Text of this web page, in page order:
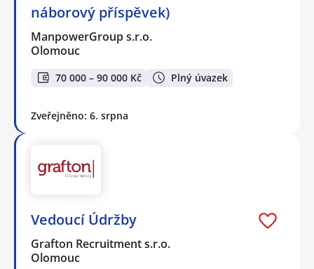
náborový příspěvek)
ManpowerGroup s.r.o.
Olomouc
70 000 – 90 000 Kč Plný úvazek
Zveřejněno: 6. srpna
Vedoucí Údržby
Grafton Recruitment s.r.o.
Olomouc